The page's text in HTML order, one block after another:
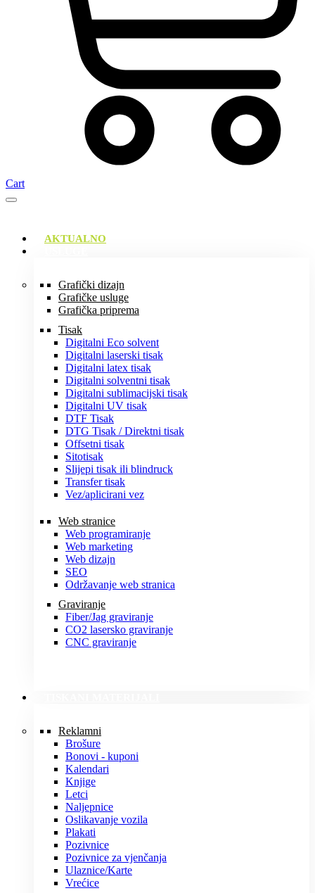
Cart
AKTUALNO
Grafički dizajn
Grafičke usluge
Grafička priprema
Tisak
Digitalni Eco solvent
Digitalni laserski tisak
Digitalni latex tisak
Digitalni solventni tisak
Digitalni sublimacijski tisak
Digitalni UV tisak
DTF Tisak
DTG Tisak / Direktni tisak
Offsetni tisak
Sitotisak
Slijepi tisak ili blindruck
Transfer tisak
Vez/aplicirani vez
Web stranice
Web programiranje
Web marketing
Web dizajn
SEO
Održavanje web stranica
Graviranje
Fiber/Jag graviranje
CO2 lasersko graviranje
CNC graviranje
Reklamni
Brošure
Bonovi - kuponi
Kalendari
Knjige
Letci
Naljepnice
Oslikavanje vozila
Plakati
Pozivnice
Pozivnice za vjenčanja
Ulaznice/Karte
Vrećice